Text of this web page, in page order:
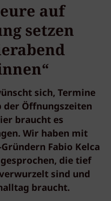
auf
setzen
sich, Termine
Öffnungszeiten
braucht es
Wir haben mit
Fabio Kelca
die tief
sind und
braucht.